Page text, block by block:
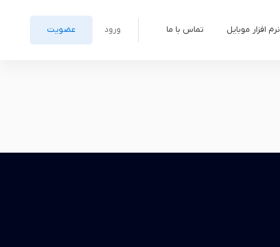
نرم افزار موبایل تماس با ما ورود عضویت